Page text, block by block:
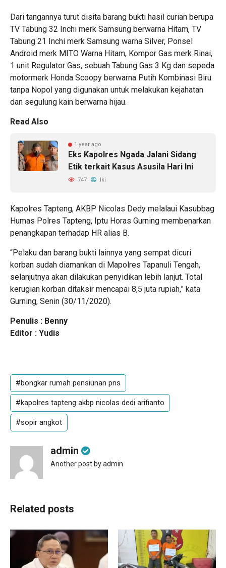
Dari tangannya turut disita barang bukti hasil curian berupa
TV Tabung 32 Inchi merk Samsung berwarna Hitam, TV
Tabung 21 Inchi merk Samsung warna Silver, Ponsel
Android merk MITO Warna Hitam, Kompor Gas merk Rinai,
1 unit Regulator Gas, sebuah Tabung Gas 3 Kg dan sepeda
motormerk Honda Scoopy berwarna Putih Kombinasi Biru
tanpa Nopol yang digunakan untuk melakukan kejahatan
dan segulung kain berwarna hijau.
Read Also
1 year ago
Eks Kapolres Ngada Jalani Sidang
Etik terkait Kasus Asusila Hari Ini
747 Iki
Kapolres Tapteng, AKBP Nicolas Dedy melalaui Kasubbag
Humas Polres Tapteng, Iptu Horas Gurning membenarkan
penangkapan terhadap HR alias B.
“Pelaku dan barang bukti lainnya yang sempat dicuri
korban sudah diamankan di Mapolres Tapanuli Tengah,
selanjutnya akan dilakukan penyidikan lebih lanjut. Total
kerugian korban ditaksir mencapai 8,5 juta rupiah,” kata
Gurning, Senin (30/11/2020).
Penulis : Benny
Editor : Yudis
#bongkar rumah pensiunan pns
#kapolres tapteng akbp nicolas dedi arifianto
#sopir angkot
admin
Another post by admin
Related posts